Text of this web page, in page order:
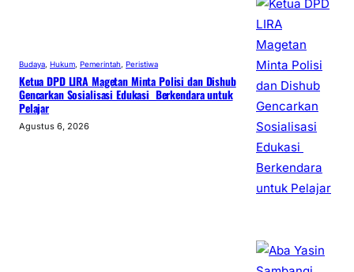
Budaya Hukum Pemerintah Peristiwa
Ketua DPD LIRA Magetan Minta Polisi dan Dishub
Gencarkan Sosialisasi Edukasi Berkendara untuk
Pelajar
Agustus 6, 2026